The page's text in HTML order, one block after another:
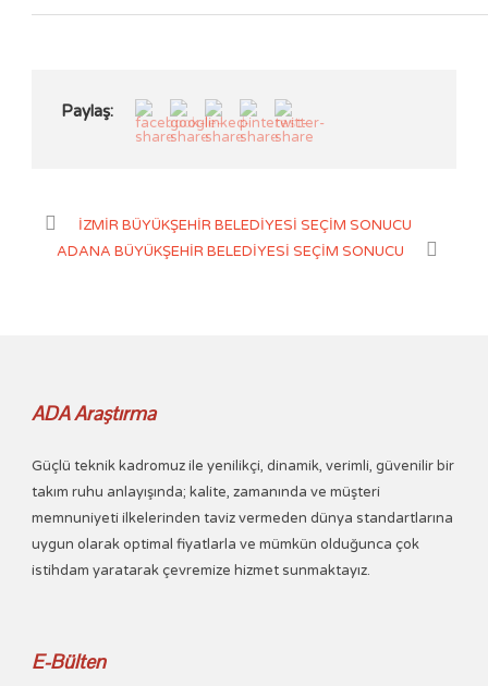
Paylaş:
İZMİR BÜYÜKŞEHİR BELEDİYESİ SEÇİM SONUCU
ADANA BÜYÜKŞEHİR BELEDİYESİ SEÇİM SONUCU
ADA Araştırma
Güçlü teknik kadromuz ile yenilikçi, dinamik, verimli, güvenilir bir
takım ruhu anlayışında; kalite, zamanında ve müşteri
memnuniyeti ilkelerinden taviz vermeden dünya standartlarına
uygun olarak optimal fiyatlarla ve mümkün olduğunca çok
istihdam yaratarak çevremize hizmet sunmaktayız.
E-Bülten